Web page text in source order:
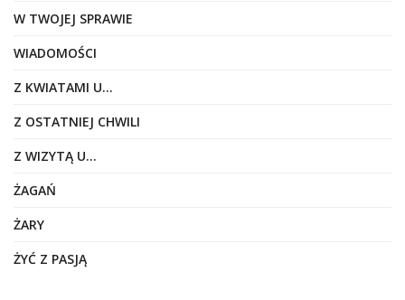
W TWOJEJ SPRAWIE
WIADOMOŚCI
Z KWIATAMI U…
Z OSTATNIEJ CHWILI
Z WIZYTĄ U…
ŻAGAŃ
ŻARY
ŻYĆ Z PASJĄ